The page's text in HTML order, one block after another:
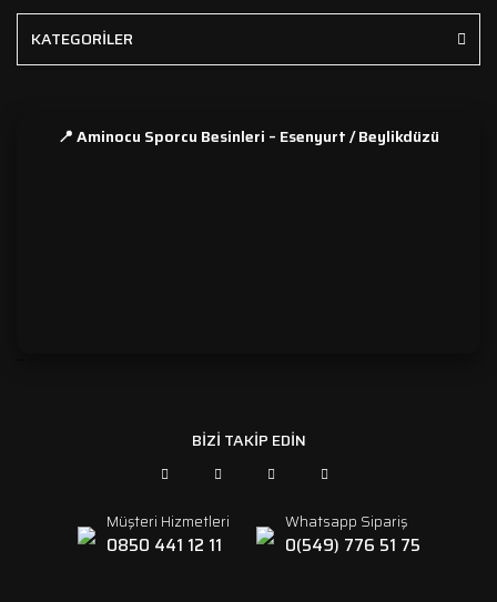
KATEGORİLER
📍 Aminocu Sporcu Besinleri – Esenyurt / Beylikdüzü
BİZİ TAKİP EDİN
Müşteri Hizmetleri
0850 441 12 11
Whatsapp Sipariş
0(549) 776 51 75